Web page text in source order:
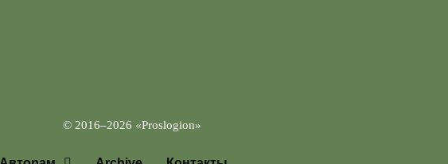
© 2016–2026 «Proslogion»